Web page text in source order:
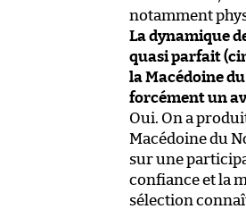
notamment
La dynamique
quasi parfait
la Macédoine
forcément un
Oui. On a
Macédoine du
sur une
confiance et la
sélection